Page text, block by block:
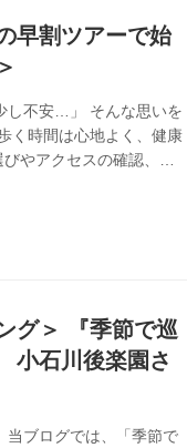
早割ツアーで始
し不安…」 そんな思いを
く時間は心地よく、健康
やアクセスの確認、体
せん。 そこでおすすめ
今回は、これからハイキ
は未経験という方に向
グ＞ 『季節で巡
石川後楽園さ
当ブログでは、「季節で